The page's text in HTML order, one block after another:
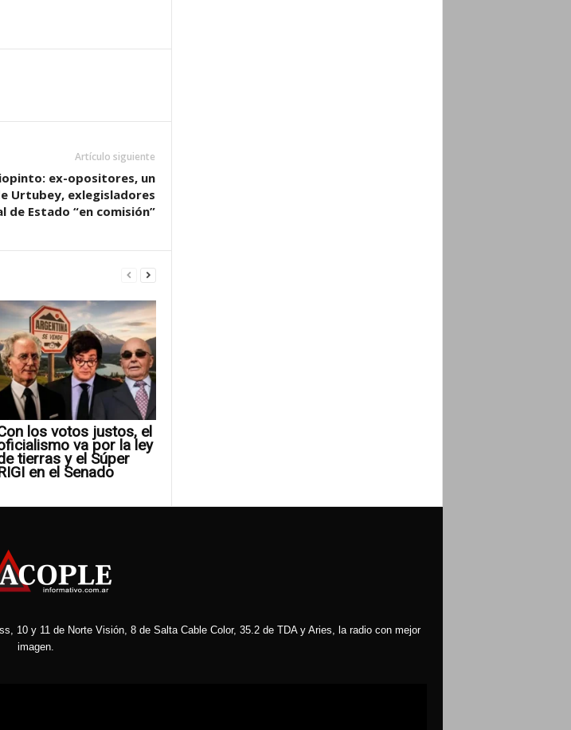
Artículo siguiente
ex-opositores, un
Urtubey, exlegisladores
de Estado “en comisión”
los votos justos, el
va por la ley
tierras y el Súper
en el Senado
10 y 11 de Norte Visión, 8 de Salta Cable Color, 35.2 de TDA y Aries, la radio con mejor
imagen.